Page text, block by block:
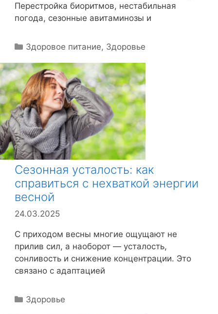
Перестройка биоритмов, нестабильная
погода, сезонные авитаминозы и
Р
б
р
и
к
и
Здоровое питание, Здоровье
Сезонная усталость: как
справиться с нехваткой энергии
весной
24.03.2025
С приходом весны многие ощущают не
прилив сил, а наоборот — усталость,
сонливость и снижение концентрации. Это
связано с адаптацией
Р
Здоровье